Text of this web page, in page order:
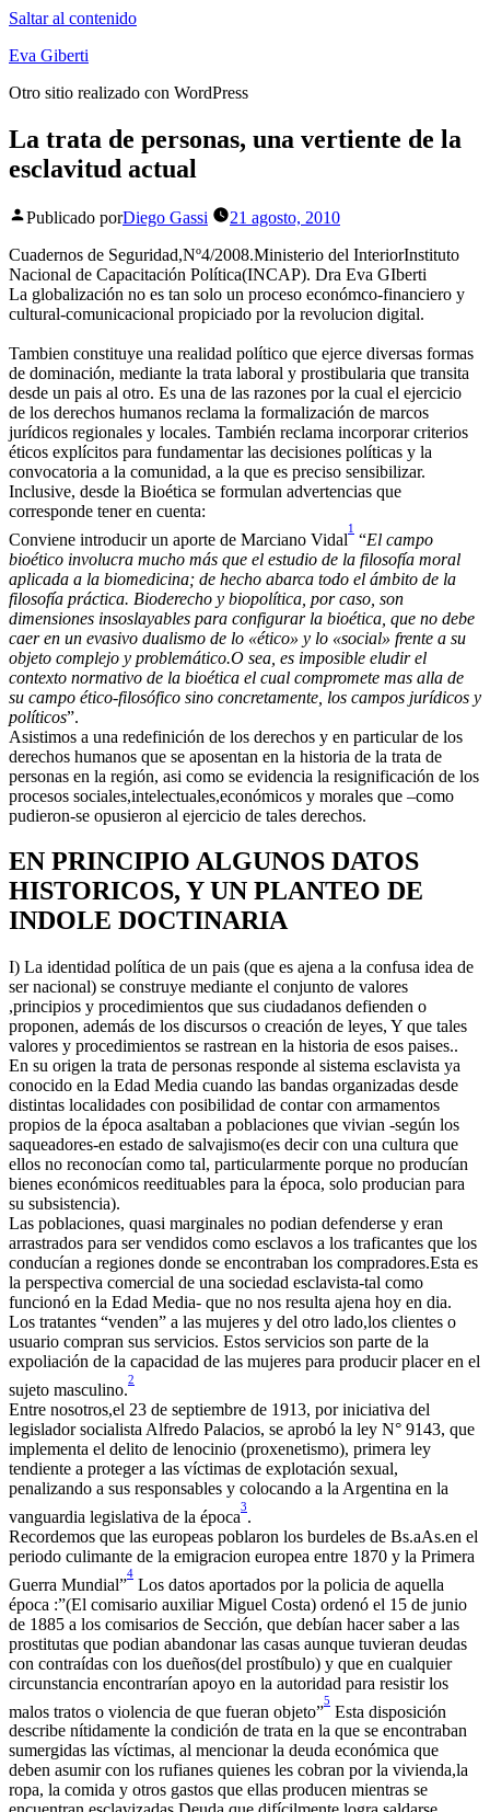
Saltar al contenido
Eva Giberti
Otro sitio realizado con WordPress
La trata de personas, una vertiente de la
esclavitud actual
Publicado porDiego Gassi
21 agosto, 2010
Cuadernos de Seguridad,Nº4/2008.Ministerio del InteriorInstituto
Nacional de Capacitación Política(INCAP). Dra Eva GIberti
La globalización no es tan solo un proceso económco-financiero y
cultural-comunicacional propiciado por la revolucion digital.
Tambien constituye una realidad político que ejerce diversas formas
de dominación, mediante la trata laboral y prostibularia que transita
desde un pais al otro. Es una de las razones por la cual el ejercicio
de los derechos humanos reclama la formalización de marcos
jurídicos regionales y locales. También reclama incorporar criterios
éticos explícitos para fundamentar las decisiones políticas y la
convocatoria a la comunidad, a la que es preciso sensibilizar.
Inclusive, desde la Bioética se formulan advertencias que
corresponde tener en cuenta:
Conviene introducir un aporte de Marciano Vidal
1
“El campo
bioético involucra mucho más que el estudio de la filosofía moral
aplicada a la biomedicina; de hecho abarca todo el ámbito de la
filosofía práctica. Bioderecho y biopolítica, por caso, son
dimensiones insoslayables para configurar la bioética, que no debe
caer en un evasivo dualismo de lo «ético» y lo «social» frente a su
objeto complejo y problemático.O sea, es imposible eludir el
contexto normativo de la bioética el cual compromete mas alla de
su campo ético-filosófico sino concretamente, los campos jurídicos y
políticos”.
Asistimos a una redefinición de los derechos y en particular de los
derechos humanos que se aposentan en la historia de la trata de
personas en la región, asi como se evidencia la resignificación de los
procesos sociales,intelectuales,económicos y morales que –como
pudieron-se opusieron al ejercicio de tales derechos.
EN PRINCIPIO ALGUNOS DATOS
HISTORICOS, Y UN PLANTEO DE
INDOLE DOCTINARIA
I) La identidad política de un pais (que es ajena a la confusa idea de
ser nacional) se construye mediante el conjunto de valores
,principios y procedimientos que sus ciudadanos defienden o
proponen, además de los discursos o creación de leyes, Y que tales
valores y procedimientos se rastrean en la historia de esos paises..
En su origen la trata de personas responde al sistema esclavista ya
conocido en la Edad Media cuando las bandas organizadas desde
distintas localidades con posibilidad de contar con armamentos
propios de la época asaltaban a poblaciones que vivian -según los
saqueadores-en estado de salvajismo(es decir con una cultura que
ellos no reconocían como tal, particularmente porque no producían
bienes económicos reedituables para la época, solo producian para
su subsistencia).
Las poblaciones, quasi marginales no podian defenderse y eran
arrastrados para ser vendidos como esclavos a los traficantes que los
conducían a regiones donde se encontraban los compradores.Esta es
la perspectiva comercial de una sociedad esclavista-tal como
funcionó en la Edad Media- que no nos resulta ajena hoy en dia.
Los tratantes “venden” a las mujeres y del otro lado,los clientes o
usuario compran sus servicios. Estos servicios son parte de la
expoliación de la capacidad de las mujeres para producir placer en el
sujeto masculino.
2
Entre nosotros,el 23 de septiembre de 1913, por iniciativa del
legislador socialista Alfredo Palacios, se aprobó la ley N° 9143, que
implementa el delito de lenocinio (proxenetismo), primera ley
tendiente a proteger a las víctimas de explotación sexual,
penalizando a sus responsables y colocando a la Argentina en la
vanguardia legislativa de la época
3
.
Recordemos que las europeas poblaron los burdeles de Bs.aAs.en el
periodo culimante de la emigracion europea entre 1870 y la Primera
Guerra Mundial”
4
Los datos aportados por la policia de aquella
época :”(El comisario auxiliar Miguel Costa) ordenó el 15 de junio
de 1885 a los comisarios de Sección, que debían hacer saber a las
prostitutas que podian abandonar las casas aunque tuvieran deudas
con contraídas con los dueños(del prostíbulo) y que en cualquier
circunstancia encontrarían apoyo en la autoridad para resistir los
malos tratos o violencia de que fueran objeto”
5
Esta disposición
describe nítidamente la condición de trata en la que se encontraban
sumergidas las víctimas, al mencionar la deuda económica que
deben asumir con los rufianes quienes les cobran por la vivienda,la
ropa, la comida y otros gastos que ellas producen mientras se